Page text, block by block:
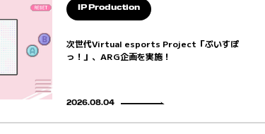
IP Production
次世代Virtual esports Project「ぶいすぽ
っ！」、ARG企画を実施！
2026.08.04